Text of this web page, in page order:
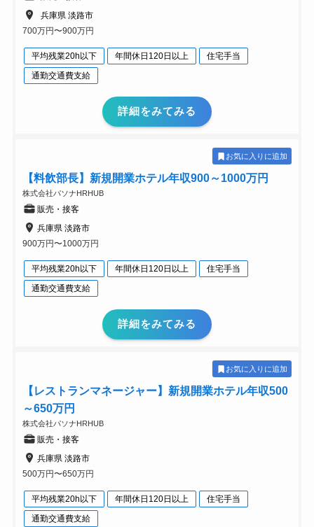
兵庫県 淡路市
700万円〜900万円
平均残業20h以下 年間休日120日以上
住宅手当
通勤交通費支給
詳細をみてみる
お気に入りに追加
【料飲部長】新規開業ホテル年収900～1000万円
株式会社パソナHRHUB
販売・接客
兵庫県 淡路市
900万円〜1000万円
平均残業20h以下 年間休日120日以上
住宅手当
通勤交通費支給
詳細をみてみる
お気に入りに追加
【レストランマネージャー】新規開業ホテル年収500
～650万円
株式会社パソナHRHUB
販売・接客
兵庫県 淡路市
500万円〜650万円
平均残業20h以下 年間休日120日以上
住宅手当
通勤交通費支給